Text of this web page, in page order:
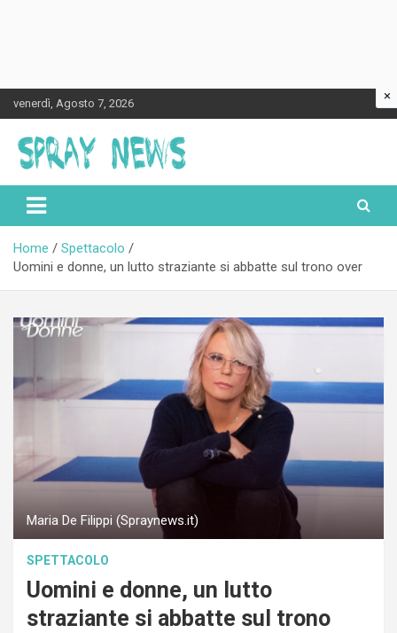
to
content
venerdì, Agosto 7, 2026
Spraynews.it
Home
Spettacolo
Uomini e donne, un lutto straziante si abbatte sul trono over
Maria De Filippi (Spraynews.it)
SPETTACOLO
Uomini e donne, un lutto
straziante si abbatte sul trono
×